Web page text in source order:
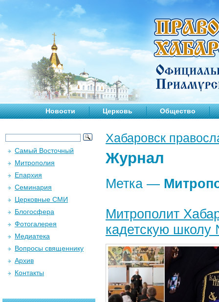
Новости Церковь Общество
Хабаровск
Журнал
Метка —
Митрополит
кадетскую школу
Самый Восточный
Митрополия
Епархия
Семинария
Церковные СМИ
Блогосфера
Фотогалерея
Медиатека
Вопросы священнику
Архив
Контакты